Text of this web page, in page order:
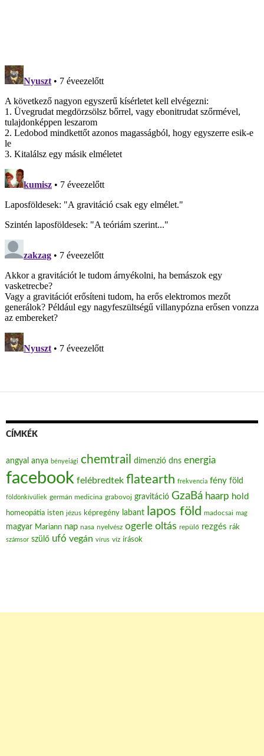
CÍMKÉK
angyal anya bényeiági chemtrail dimenzió dns energia
facebook felébredtek flatearth frekvencia fény föld
földönkívüliek germán medicina grabovoj gravitáció GzaBá haarp hold
homeopátia isten jézus képregény labant lapos föld madocsai mag
magyar Mariann nap nasa nyelvész ogerle oltás repülő rezgés rák
számsor szülő ufó vegán vírus víz írások